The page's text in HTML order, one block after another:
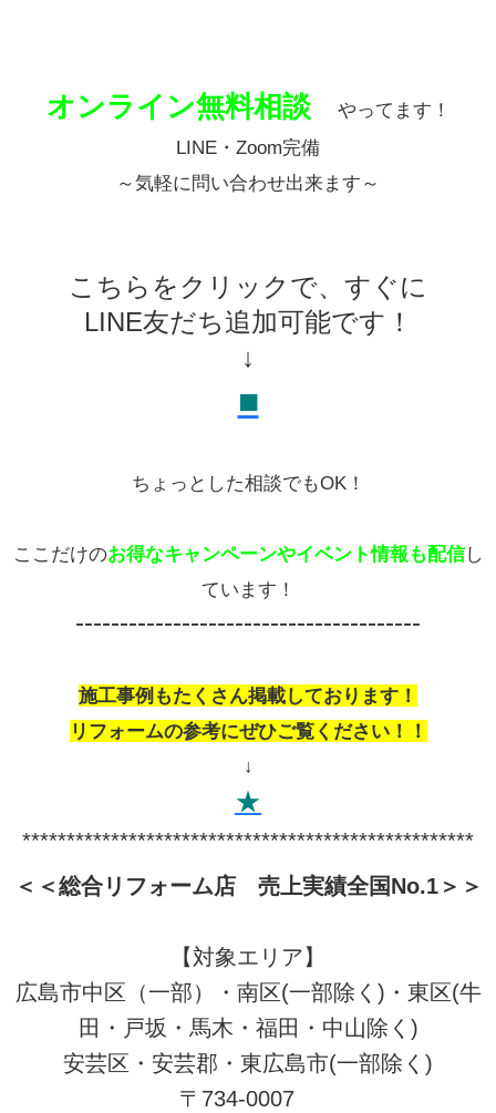
オンライン無料相談
やってます！
LINE・Zoom完備
～気軽に問い合わせ出来ます～
こちらをクリックで、すぐに
LINE友だち追加可能です！
↓
■
ちょっとした相談でもOK！
ここだけのお得なキャンペーンやイベント情報も配信し
ています！
---------------------------------------
施工事例もたくさん掲載しております！
リフォームの参考にぜひご覧ください！！
↓
★
***************************************************
＜＜総合リフォーム店 売上実績全国No.1＞＞
【対象エリア】
広島市中区（一部）・南区(一部除く)・東区(牛
田・戸坂・馬木・福田・中山除く)
安芸区・安芸郡・東広島市(一部除く)
〒734-0007